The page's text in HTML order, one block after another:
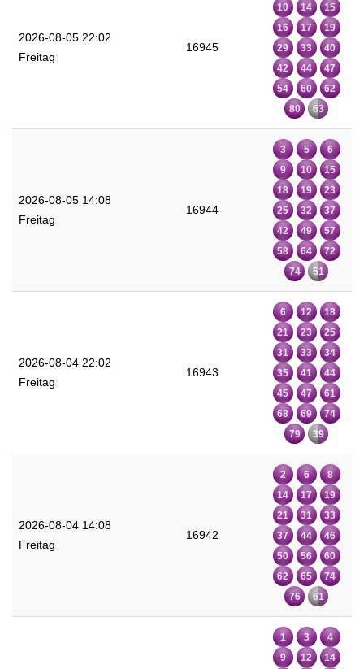
2026-08-05 22:02
Freitag
16945
10
14
15
16
17
19
29
33
40
42
44
47
54
60
62
80
63
2026-08-05 14:08
Freitag
16944
3 5
6
9
10
15
18
19
23
25
32
37
42
49
57
58
64
72
74
51
2026-08-04 22:02
Freitag
16943
6 12
18
21
23
25
31
33
34
35
41
44
45
47
61
68
69
74
79
39
2026-08-04 14:08
Freitag
16942
2 6
8
14
17
19
21
31
33
37
44
46
50
56
60
62
65
74
76
61
1 3
4
9
12 14